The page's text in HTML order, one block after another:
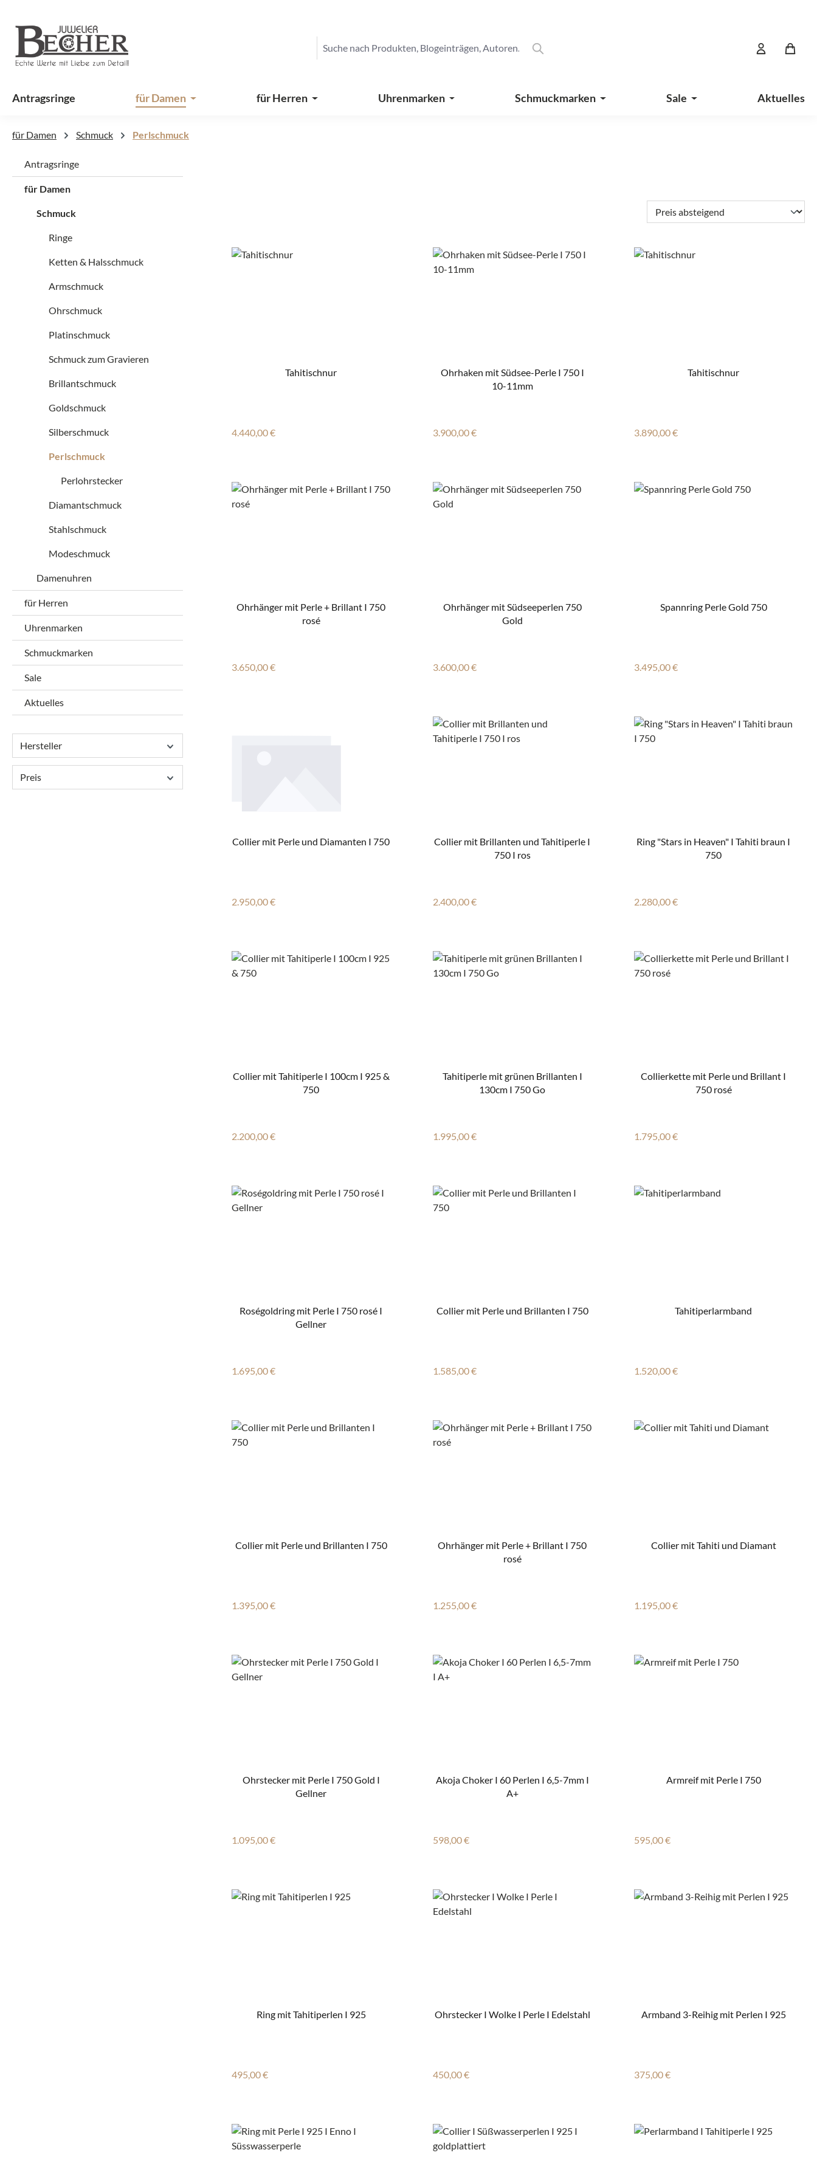
Antragsringe für Damen für Herren Uhrenmarken Schmuckmarken Sale Aktuelles
für Damen Schmuck Perlschmuck
Antragsringe
für Damen
Schmuck
Ringe
Ketten & Halsschmuck
Armschmuck
Ohrschmuck
Platinschmuck
Schmuck zum Gravieren
Brillantschmuck
Goldschmuck
Silberschmuck
Perlschmuck
Perlohrstecker
Diamantschmuck
Stahlschmuck
Modeschmuck
Damenuhren
für Herren
Uhrenmarken
Schmuckmarken
Sale
Aktuelles
Hersteller
Preis
Tahitischnur
Regulärer Preis:
4.440,00 €
Ohrhaken mit Südsee-Perle I 750 I
10-11mm
Regulärer Preis:
3.900,00 €
Tahitischnur
Regulärer Preis:
3.890,00 €
Ohrhänger mit Perle + Brillant I 750
rosé
Regulärer Preis:
3.650,00 €
Ohrhänger mit Südseeperlen 750
Gold
Regulärer Preis:
3.600,00 €
Spannring Perle Gold 750
Regulärer Preis:
3.495,00 €
Collier mit Perle und Diamanten I 750
Regulärer Preis:
2.950,00 €
Collier mit Brillanten und Tahitiperle I
750 I ros
Regulärer Preis:
2.400,00 €
Ring "Stars in Heaven" I Tahiti braun I
750
Regulärer Preis:
2.280,00 €
Collier mit Tahitiperle I 100cm I 925 &
750
Regulärer Preis:
2.200,00 €
Tahitiperle mit grünen Brillanten I
130cm I 750 Go
Regulärer Preis:
1.995,00 €
Collierkette mit Perle und Brillant I
750 rosé
Regulärer Preis:
1.795,00 €
Roségoldring mit Perle I 750 rosé I
Gellner
Regulärer Preis:
1.695,00 €
Collier mit Perle und Brillanten I 750
Regulärer Preis:
1.585,00 €
Tahitiperlarmband
Regulärer Preis:
1.520,00 €
Collier mit Perle und Brillanten I 750
Regulärer Preis:
1.395,00 €
Ohrhänger mit Perle + Brillant I 750
rosé
Regulärer Preis:
1.255,00 €
Collier mit Tahiti und Diamant
Regulärer Preis:
1.195,00 €
Ohrstecker mit Perle I 750 Gold I
Gellner
Regulärer Preis:
1.095,00 €
Akoja Choker I 60 Perlen I 6,5-7mm I
A+
Regulärer Preis:
598,00 €
Armreif mit Perle I 750
Regulärer Preis:
595,00 €
Ring mit Tahitiperlen I 925
Regulärer Preis:
495,00 €
Ohrstecker I Wolke I Perle I Edelstahl
Regulärer Preis:
450,00 €
Armband 3-Reihig mit Perlen I 925
Regulärer Preis:
375,00 €